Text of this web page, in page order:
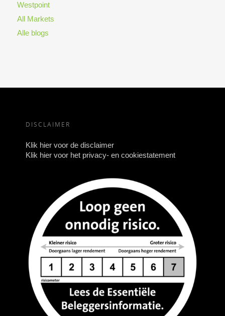
Westpoint
All Markets
Alle blogs
DISCLAIMER
Klik hier voor de disclaimer
Klik hier voor het privacy- en cookiestatement